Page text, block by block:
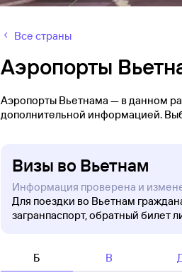
Все страны
Аэропорты
Аэропорты Вьетнама — в данном
дополнительной информацией.
Визы во Вьетнам
Информация проверена и
Для поездки во Вьетнам
загранпаспорт, обратный билет
Б В